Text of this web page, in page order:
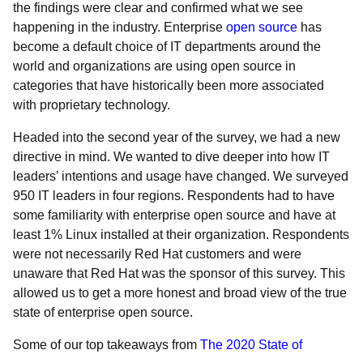
the findings were clear and confirmed what we see
happening in the industry. Enterprise open source has
become a default choice of IT departments around the
world and organizations are using open source in
categories that have historically been more associated
with proprietary technology.
Headed into the second year of the survey, we had a new
directive in mind. We wanted to dive deeper into how IT
leaders’ intentions and usage have changed. We surveyed
950 IT leaders in four regions. Respondents had to have
some familiarity with enterprise open source and have at
least 1% Linux installed at their organization. Respondents
were not necessarily Red Hat customers and were
unaware that Red Hat was the sponsor of this survey. This
allowed us to get a more honest and broad view of the true
state of enterprise open source.
Some of our top takeaways from The 2020 State of